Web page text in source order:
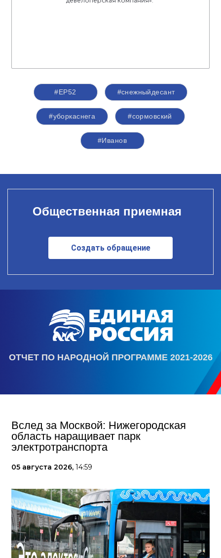
#ЕР52 #снежныйдесант
#уборкаснега #сормовский
#Иванов
Общественная приемная
Создать обращение
ОТЧЕТ ПО НАРОДНОЙ ПРОГРАММЕ 2021-2026
Вслед за Москвой: Нижегородская
область наращивает парк
электротранспорта
05 августа 2026, 14:59